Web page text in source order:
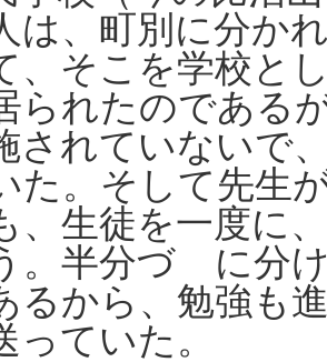
は、町別に分か
、そこを学校と
られたのである
されていないで
た。そして先生
、生徒を一度に
。半分づゝに分
るから、勉強も
っていた。